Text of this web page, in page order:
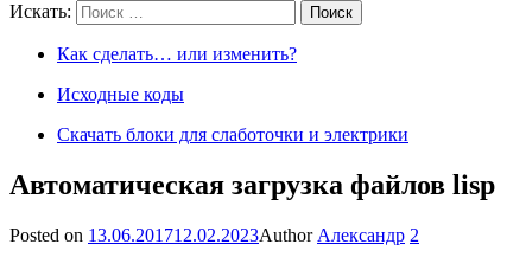
Искать: Поиск
Как сделать… или изменить?
Исходные коды
Скачать блоки для слаботочки и электрики
Автоматическая загрузка файлов lisp
Posted on 13.06.201712.02.2023Author Александр 2